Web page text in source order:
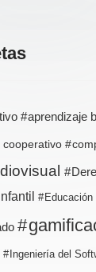
aprendizaje
cooperativo
Educación
Ingeniería del